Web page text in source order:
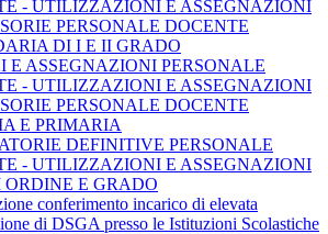
- UTILIZZAZIONI E ASSEGNAZIONI
PERSONALE DOCENTE
DI I E II GRADO
E ASSEGNAZIONI PERSONALE
- UTILIZZAZIONI E ASSEGNAZIONI
PERSONALE DOCENTE
E PRIMARIA
DEFINITIVE PERSONALE
- UTILIZZAZIONI E ASSEGNAZIONI
ORDINE E GRADO
conferimento incarico di elevata
di DSGA presso le Istituzioni Scolastiche